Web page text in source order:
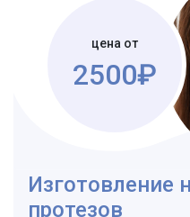
цена от
2500₽
Изготовление
протезов